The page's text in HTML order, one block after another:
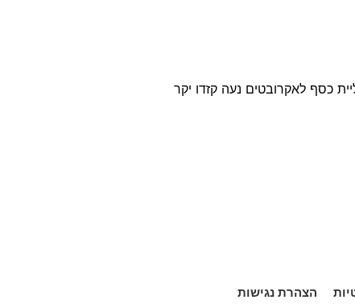
אנסטסיה גורבנקו במשחה ל-200 מטרים מעורב אישי, מדליית כסף לאקרובטים נעה קזדו יקר
הצהרת נגישות